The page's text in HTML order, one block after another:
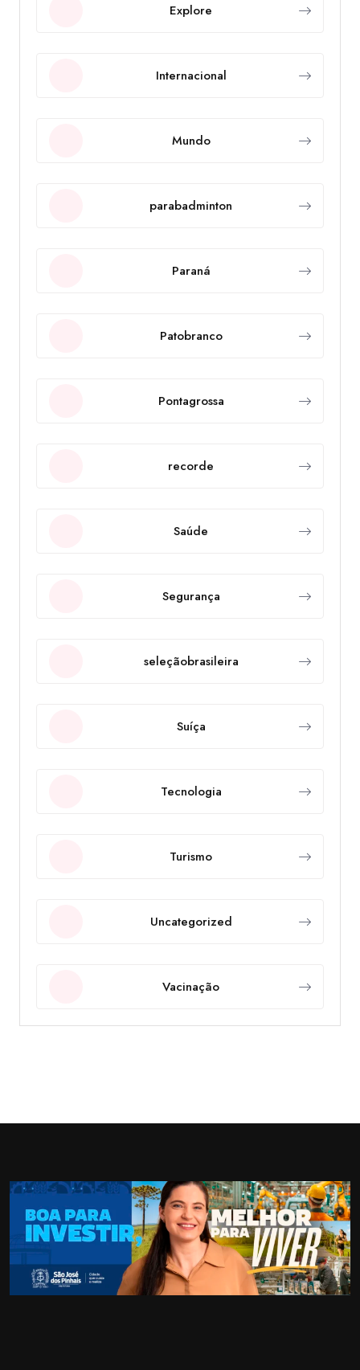
Explore
Internacional
Mundo
parabadminton
Paraná
Patobranco
Pontagrossa
recorde
Saúde
Segurança
seleçãobrasileira
Suíça
Tecnologia
Turismo
Uncategorized
Vacinação